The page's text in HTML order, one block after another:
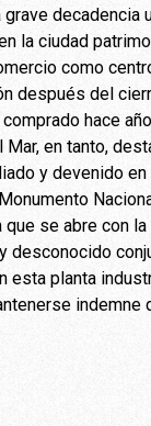
la ciudad
como
después del
hace
en tanto,
y devenido
se abre con
desconocido
planta